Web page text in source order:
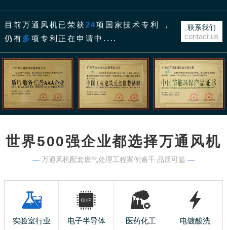
目前万通风机已荣获24项国家技术专利 ，
仍有多项专利正在申请中....
联系我们
contact us
世界500强企业都选择万通风机
— 万通风机配套废气处理工程案例逾千 品质可鉴 —
实验室行业 电子半导体 医药化工 电镀酸洗